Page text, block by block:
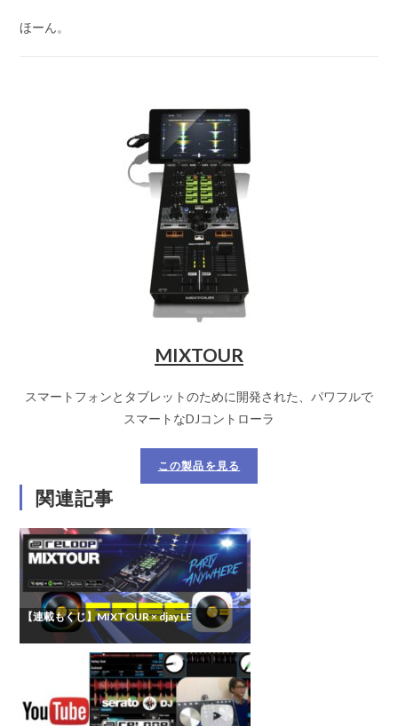
ほーん。
MIXTOUR
スマートフォンとタブレットのために開発された、パワフルで
スマートなDJコントローラ
この製品を見る
関連記事
【連載もくじ】MIXTOUR × djay LE